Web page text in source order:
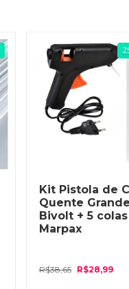
Kit Pistola de
Quente Grande
Bivolt + 5 colas
Marpax
R$38,65 R$28,99